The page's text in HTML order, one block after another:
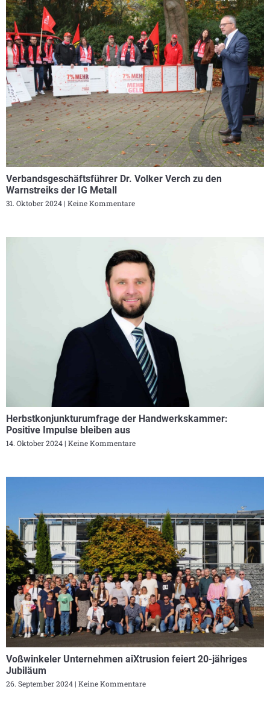
Verbandsgeschäftsführer Dr. Volker Verch zu den
Warnstreiks der IG Metall
31. Oktober 2024 Keine Kommentare
Herbstkonjunkturumfrage der Handwerkskammer:
Positive Impulse bleiben aus
14. Oktober 2024 Keine Kommentare
Voßwinkeler Unternehmen aiXtrusion feiert 20-jähriges
Jubiläum
26. September 2024 Keine Kommentare